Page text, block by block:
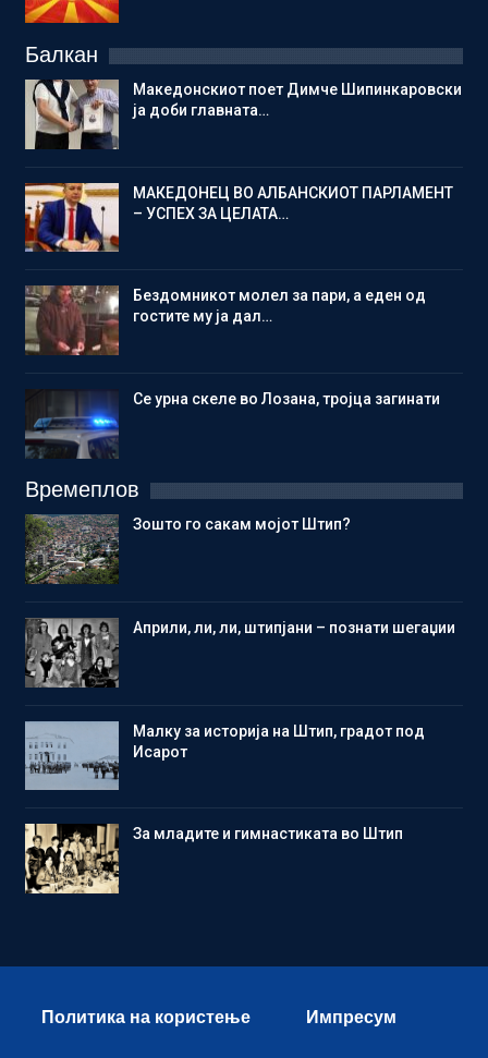
Балкан
Македонскиот поет Димче Шипинкаровски
ја доби главната…
МАКЕДОНЕЦ ВО АЛБАНСКИОТ ПАРЛАМЕНТ
– УСПЕХ ЗА ЦЕЛАТА…
Бездомникот молел за пари, а еден од
гостите му ја дал…
Се урна скеле во Лозана, тројца загинати
Времеплов
Зошто го сакам мојот Штип?
Aприли, ли, ли, штипјани – познати шегаџии
Малку за историја на Штип, градот под
Исарот
Зa младите и гимнастиката во Штип
Политика на користење Импресум